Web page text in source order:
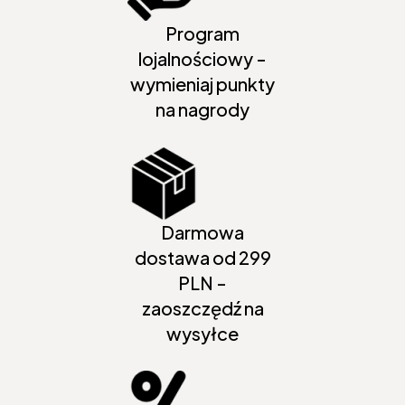
Program
lojalnościowy -
wymieniaj punkty
na nagrody
Darmowa
dostawa od 299
PLN -
zaoszczędź na
wysyłce